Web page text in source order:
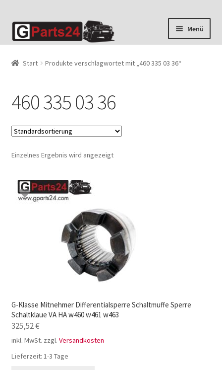
Zur
Navigation
Zum
Inhalt
Menü
Start Produkte verschlagwortet mit „460 335 03 36“
460 335 03 36
Einzelnes Ergebnis wird angezeigt
G-Klasse Mitnehmer Differentialsperre Schaltmuffe Sperre
Schaltklaue VA HA w460 w461 w463
325,52€
inkl. MwSt. zzgl. Versandkosten
Lieferzeit: 1-3 Tage